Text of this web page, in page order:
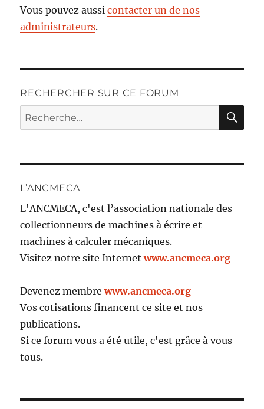
Vous pouvez aussicontacter un de nos
administrateurs.
RECHERCHER SUR CE FORUM
Recherche
pour :
L’ANCMECA
L'ANCMECA, c'est l’association nationale des
collectionneurs de machines à écrire et
machines à calculer mécaniques.
Visitez notre site Internetwww.ancmeca.org
Devenez membrewww.ancmeca.org
Vos cotisations financent ce site et nos
publications.
Si ce forum vous a été utile, c'est grâce à vous
tous.